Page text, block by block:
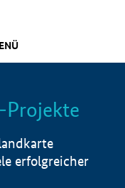
Info
Projekte
erfolgreicher